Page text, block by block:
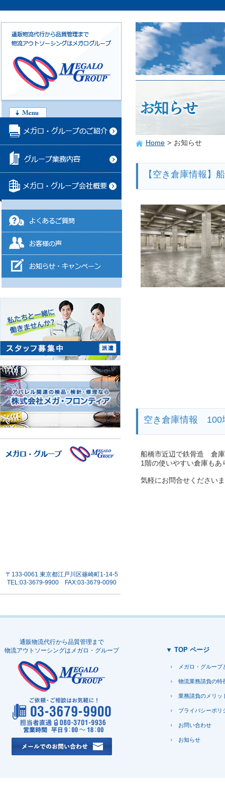
〒133-0061 東京都江戸川区篠崎町1-14-5
TEL:03-3679-9900 FAX:03-3679-0090
Home > お知らせ
【空き倉庫情報】
空き倉庫情報
船橋市近辺で鉄骨造 倉
1階の使いやすい倉庫もあ
気軽にお問合せください
通販物流代行から品質管理まで
物流アウトソーシングはメガロ・グループ
▼ TOP ページ
メガロ・グループ
物流業務請負の特
業務請負のメリッ
プライバシーポリ
お問い合わせ
お知らせ